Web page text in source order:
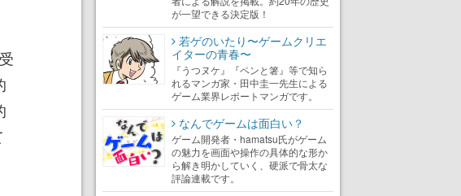
が一望できる決定版！
若ゲのいたり〜ゲームクリエ
イターの青春〜
『うつヌケ』『ペンと箸』等で知ら
れるマンガ家・田中圭一先生による
ゲーム業界レポートマンガです。
なんでゲームは面白い？
ゲーム開発者・hamatsu氏がゲーム
の魅力を画面や操作の具体的な形か
ら解き明かしていく、硬派で骨太な
評論連載です。